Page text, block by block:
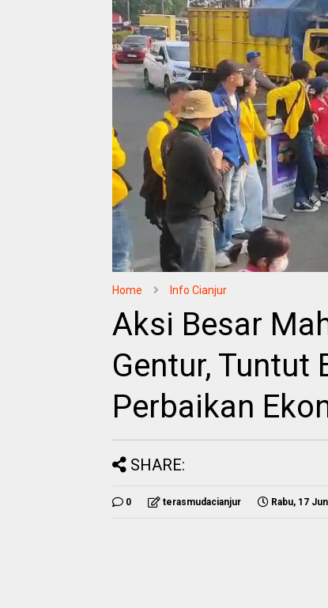
Home Info Cianjur
Aksi Besar
Gentur, Tuntut
Perbaikan
SHARE:
0 terasmudacianjur Rabu, 17